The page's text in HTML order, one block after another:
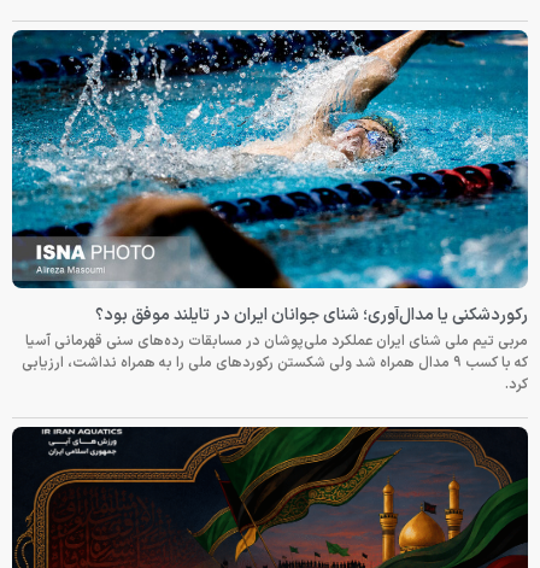
رکوردشکنی یا مدال‌آوری؛ شنای جوانان ایران در تایلند موفق بود؟
مربی تیم ملی شنای ایران عملکرد ملی‌پوشان در مسابقات رده‌های سنی قهرمانی آسیا
که با کسب ۹ مدال همراه شد ولی شکستن رکوردهای ملی را به همراه نداشت، ارزیابی
کرد.